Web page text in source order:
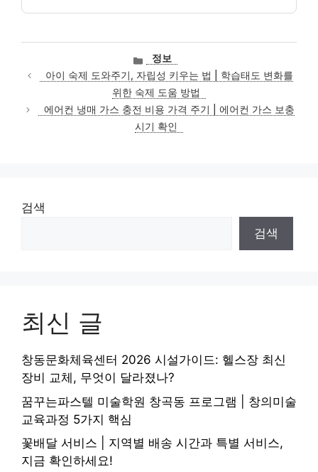
카
테
고
리
정보
아이 숙제 도와주기, 자립성 키우는 법 | 학습태도 변화를
위한 숙제 도움 방법
에어컨 냉매 가스 충전 비용 가격 주기 | 에어컨 가스 보충
시기 확인
검색
검색
최신 글
창동문화체육센터 2026 시설가이드: 헬스장 최신
장비 교체, 무엇이 달라졌나?
꿈꾸는파스텔 미술학원 창곡동 프로그램 | 창의미술
교육과정 5가지 핵심
꽃배달 서비스 | 지역별 배송 시간과 특별 서비스,
지금 확인하세요!